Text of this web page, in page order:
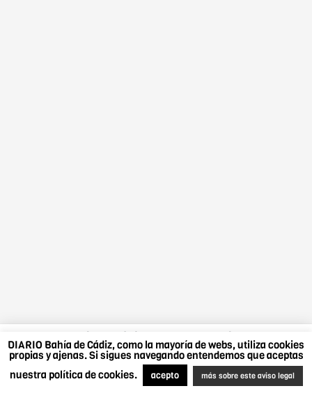
DIARIO Bahía de Cádiz, como la mayoría de webs, utiliza cookies
propias y ajenas. Si sigues navegando entendemos que aceptas
nuestra política de cookies.
acepto más sobre este aviso legal
DIARIO Bahía de Cádiz, como la mayoría de webs,
utiliza cookies propias y ajenas. Si sigues navegando
entendemos que aceptas nuestra política de cookies.
Más sobre este aviso legal
Acepto